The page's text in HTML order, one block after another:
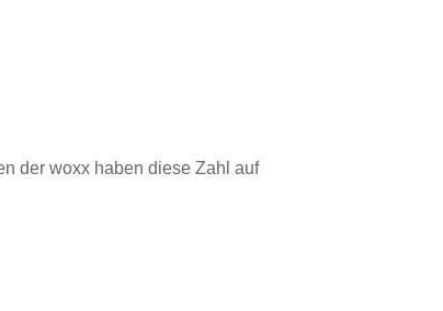
der woxx haben diese Zahl auf